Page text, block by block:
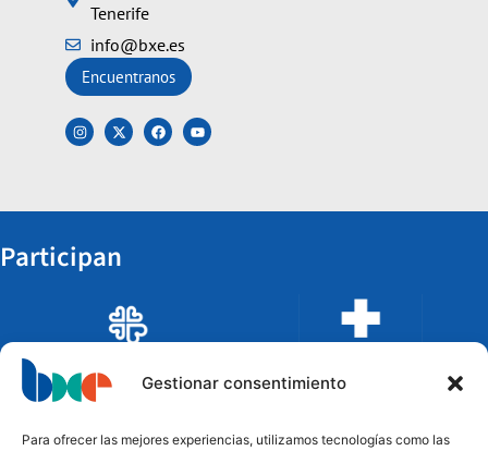
Gestionar consentimiento
Para ofrecer las mejores experiencias, utilizamos tecnologías como las
Tenerife
info@bxe.es
Encuentranos
Participan